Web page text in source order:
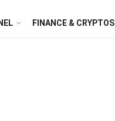
FINANCE & CRYPTOS